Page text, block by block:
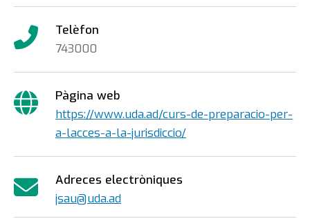
Telèfon
743000
Pàgina web
https://www.uda.ad/curs-de-preparacio-per-
a-lacces-a-la-jurisdiccio/
Adreces electròniques
jsau@uda.ad